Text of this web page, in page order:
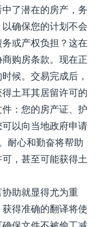
了潜在的房产，务
确保您的计划不会
或产权负担？这在
购房条款。现在正
候。交易完成后，
土耳其居留许可的
：您的房产证、护
以向当地政府申请
耐心和勤奋将帮助
，甚至可能获得土
助就显得尤为重
得准确的翻译将使